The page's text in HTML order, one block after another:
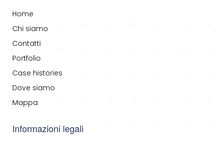
Home
Chi siamo
Contatti
Portfolio
Case histories
Dove siamo
Mappa
Informazioni legali